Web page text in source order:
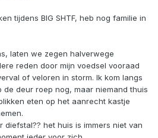
tijdens BIG SHTF, heb nog familie in
laten we zegen halverwege
reden door mijn voedsel vooraad
of veloren in storm. Ik kom langs
de deur roep nog, maar niemand thuis
eten op het aanrecht kastje
diefstal?? het huis is immers niet van